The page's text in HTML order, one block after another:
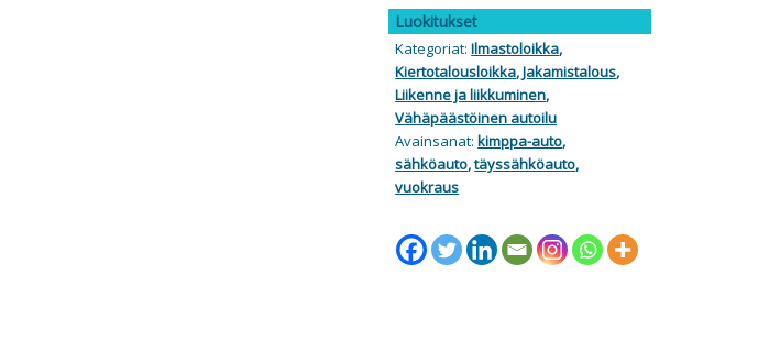
Luokitukset
Kategoriat:Ilmastoloikka,
Kiertotalousloikka,Jakamistalous,
Liikenne ja liikkuminen,
Vähäpäästöinen autoilu
Avainsanat:kimppa-auto,
sähköauto,täyssähköauto,
vuokraus